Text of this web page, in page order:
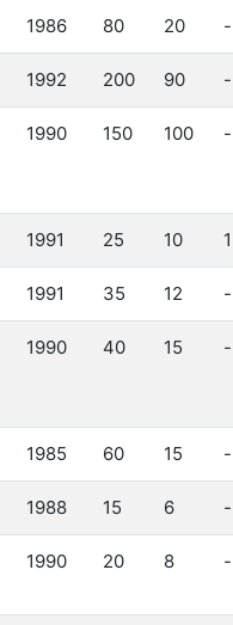
1986 80 20 -
1992 200 90 -
1990 150 100 -
1991 25 10 1
1991 35 12 -
1990 40 15 -
1985 60 15 -
1988 15 6 -
1990 20 8 -